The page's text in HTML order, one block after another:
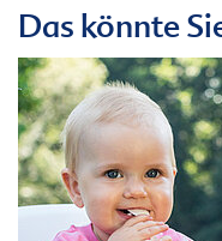
Das könnte